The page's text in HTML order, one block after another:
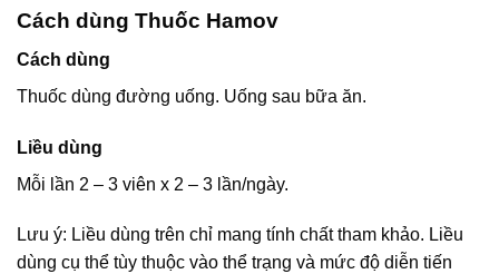
Cách dùng Thuốc Hamov
Cách dùng
Thuốc dùng đường uống. Uống sau bữa ăn.
Liều dùng
Mỗi lần 2 – 3 viên x 2 – 3 lần/ngày.
Lưu ý: Liều dùng trên chỉ mang tính chất tham khảo. Liều
dùng cụ thể tùy thuộc vào thể trạng và mức độ diễn tiến